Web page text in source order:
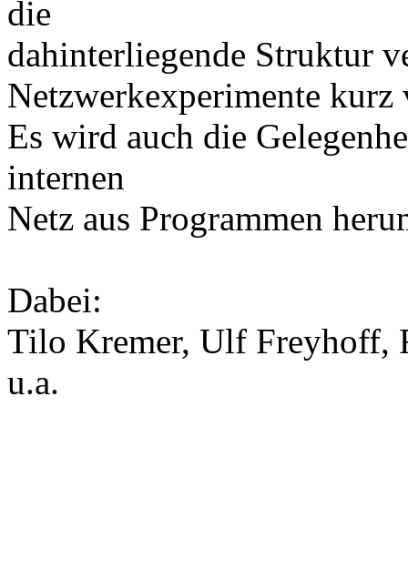
die
dahinterliegende Struktur
Netzwerkexperimente kurz
Es wird auch die
internen
Netz aus Programmen
Dabei:
Tilo Kremer, Ulf Freyhoff,
u.a.